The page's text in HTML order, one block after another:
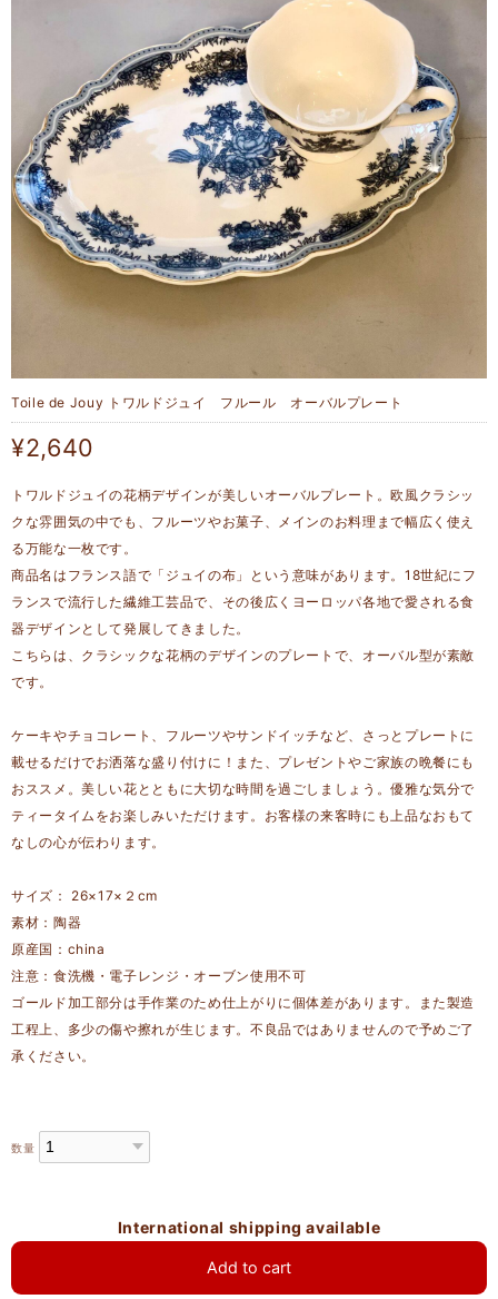
Toile de Jouy トワルドジュイ フルール オーバルプレート
¥2,640
トワルドジュイの花柄デザインが美しいオーバルプレート。欧風クラシッ
クな雰囲気の中でも、フルーツやお菓子、メインのお料理まで幅広く使え
る万能な一枚です。
商品名はフランス語で「ジュイの布」という意味があります。18世紀にフ
ランスで流行した繊維工芸品で、その後広くヨーロッパ各地で愛される食
器デザインとして発展してきました。
こちらは、クラシックな花柄のデザインのプレートで、オーバル型が素敵
です。
ケーキやチョコレート、フルーツやサンドイッチなど、さっとプレートに
載せるだけでお洒落な盛り付けに！また、プレゼントやご家族の晩餐にも
おススメ。美しい花とともに大切な時間を過ごしましょう。優雅な気分で
ティータイムをお楽しみいただけます。お客様の来客時にも上品なおもて
なしの心が伝わります。
サイズ： 26×17×２cm
素材：陶器
原産国：china
注意：食洗機・電子レンジ・オーブン使用不可
ゴールド加工部分は手作業のため仕上がりに個体差があります。また製造
工程上、多少の傷や擦れが生じます。不良品ではありませんので予めご了
承ください。
数量
International shipping available
Add to cart